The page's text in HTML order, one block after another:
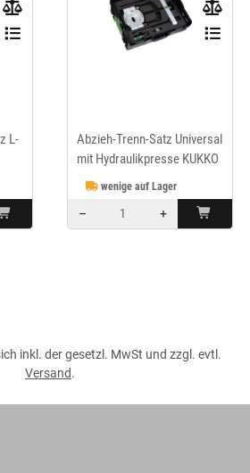
L-
Abzieh-Trenn-Satz Universal
mit Hydraulikpresse KUKKO
wenige auf Lager
–
+
inkl. der gesetzl. MwSt und zzgl. evtl.
Versand.